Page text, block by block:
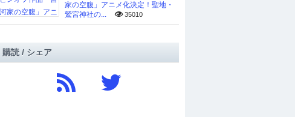
家の空腹」アニメ化決定！聖地・
鷲宮神社の...
35010
購読 / シェア